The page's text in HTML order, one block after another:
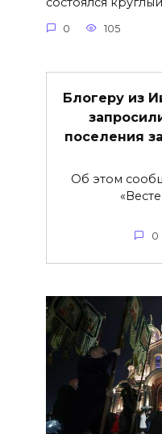
0 105
Блогеру из
поселения
Об этом
0